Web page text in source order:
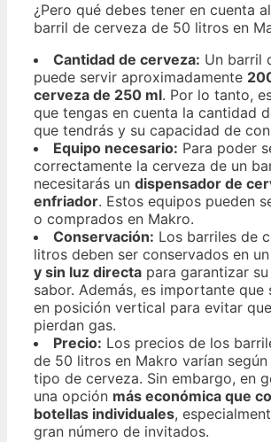
¿Pero qué debes tener en cuenta
barril de cerveza de 50 litros en
Cantidad de cerveza: Un barril
puede servir aproximadamente
cerveza de 250 ml. Por lo tanto,
que tengas en cuenta la cantidad
que tendrás y su capacidad de
Equipo necesario: Para poder
correctamente la cerveza de un
necesitarás un dispensador de
enfriador. Estos equipos pueden
o comprados en Makro.
Conservación: Los barriles de
litros deben ser conservados en
y sin luz directa para garantizar
sabor. Además, es importante que
en posición vertical para evitar
pierdan gas.
Precio: Los precios de los
de 50 litros en Makro varían
tipo de cerveza. Sin embargo, en
una opción más económica que
botellas individuales,
gran número de invitados.